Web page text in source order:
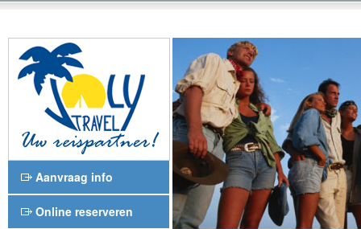
Aanvraag info
Online reserveren